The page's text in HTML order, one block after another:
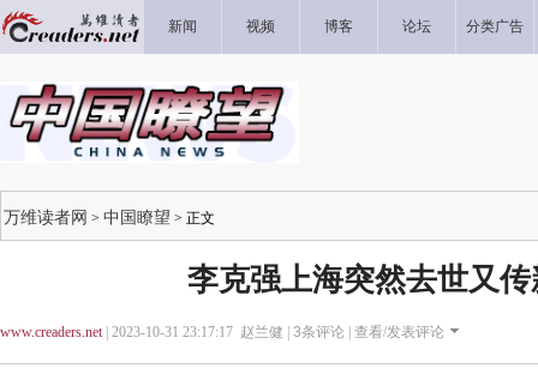
新闻 视频 博客 论坛 分类广告
万维读者网 > 中国瞭望 > 正文
李克强上海突然去世又
www.creaders.net| 2023-10-31 23:17:17 赵兰健 | 3条评论 | 查看/发表评论